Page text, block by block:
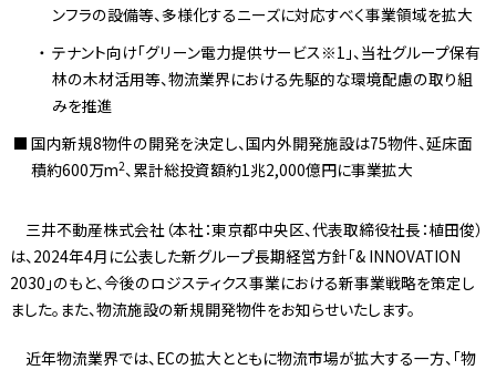
ンフラの設備等、多様化するニーズに対応すべく事業領域を拡大
テナント向け「グリーン電力提供サービス※1」、当社グループ保有
林の木材活用等、物流業界における先駆的な環境配慮の取り組
みを推進
国内新規8物件の開発を決定し、国内外開発施設は75物件、延床面
積約600万m2、累計総投資額約1兆2,000億円に事業拡大
三井不動産株式会社（本社：東京都中央区、代表取締役社長：植田俊）
は、2024年4月に公表した新グループ長期経営方針「& INNOVATION
2030」のもと、今後のロジスティクス事業における新事業戦略を策定し
ました。また、物流施設の新規開発物件をお知らせいたします。
近年物流業界では、ECの拡大とともに物流市場が拡大する一方、「物